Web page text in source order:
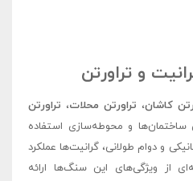
و تراورتن
کاشان، تراورتن محلات، تراورتن
ساختمان‌ها و محوطه‌سازی استفاده
و دوام طولانی، گرانیت‌ها عملکرد
از ویژگی‌های این سنگ‌ها ارائه